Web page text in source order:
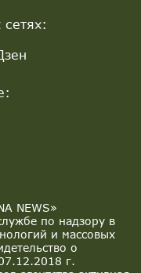
NEWS»
по надзору в
и массовых
о
г.